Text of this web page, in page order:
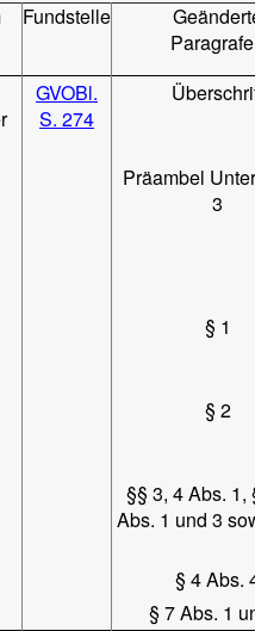
Fundstelle
GVOBl.
S. 274
Präambel
3
§ 1
§ 2
§§ 3, 4 Abs. 1,
Abs. 1 und 3
§ 4 Abs.
§ 7 Abs. 1